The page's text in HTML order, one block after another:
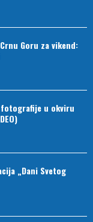
Goru za vikend:
u okviru
„Dani Svetog